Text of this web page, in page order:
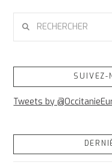
SUIVEZ-
Tweets by